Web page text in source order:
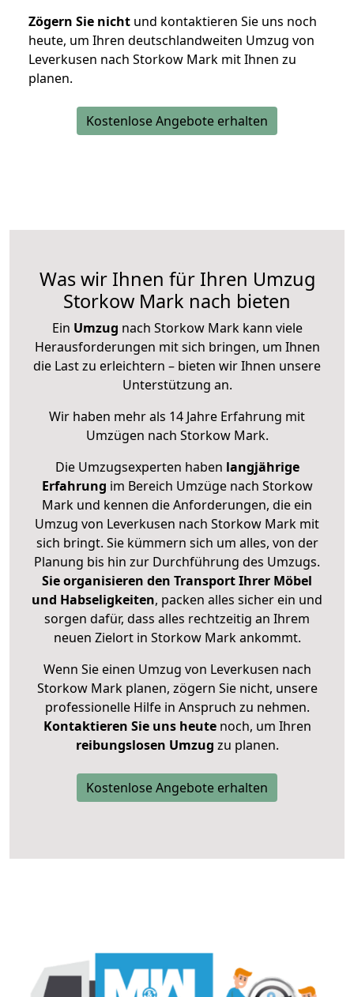
Zögern Sie nicht und kontaktieren Sie uns noch
heute, um Ihren deutschlandweiten Umzug von
Leverkusen nach Storkow Mark mit Ihnen zu
planen.
Kostenlose Angebote erhalten
Was wir Ihnen für Ihren Umzug
Storkow Mark nach bieten
Ein Umzug nach Storkow Mark kann viele
Herausforderungen mit sich bringen, um Ihnen
die Last zu erleichtern – bieten wir Ihnen unsere
Unterstützung an.
Wir haben mehr als 14 Jahre Erfahrung mit
Umzügen nach Storkow Mark.
Die Umzugsexperten haben langjährige
Erfahrung im Bereich Umzüge nach Storkow
Mark und kennen die Anforderungen, die ein
Umzug von Leverkusen nach Storkow Mark mit
sich bringt. Sie kümmern sich um alles, von der
Planung bis hin zur Durchführung des Umzugs.
Sie organisieren den Transport Ihrer Möbel
und Habseligkeiten, packen alles sicher ein und
sorgen dafür, dass alles rechtzeitig an Ihrem
neuen Zielort in Storkow Mark ankommt.
Wenn Sie einen Umzug von Leverkusen nach
Storkow Mark planen, zögern Sie nicht, unsere
professionelle Hilfe in Anspruch zu nehmen.
Kontaktieren Sie uns heutenoch, um Ihren
reibungslosen Umzug zu planen.
Kostenlose Angebote erhalten